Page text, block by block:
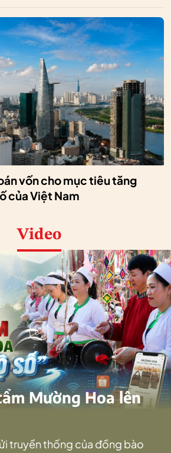
vốn cho mục tiêu tăng
của Việt Nam
Video
Mường Hoa lên
truyền thống của đồng bào